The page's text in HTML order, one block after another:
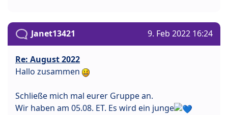
Janet13421 9. Feb 2022 16:24
Re: August 2022
Hallo zusammen
Schließe mich mal eurer Gruppe an.
Wir haben am 05.08. ET. Es wird ein junge